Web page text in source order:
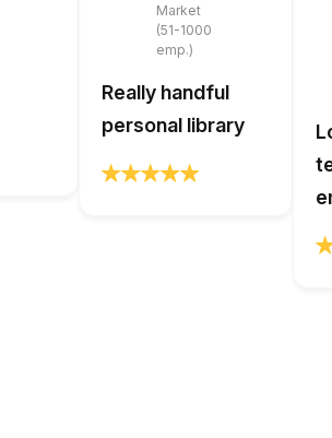
Market
(51-1000
emp.)
Really handful
personal library